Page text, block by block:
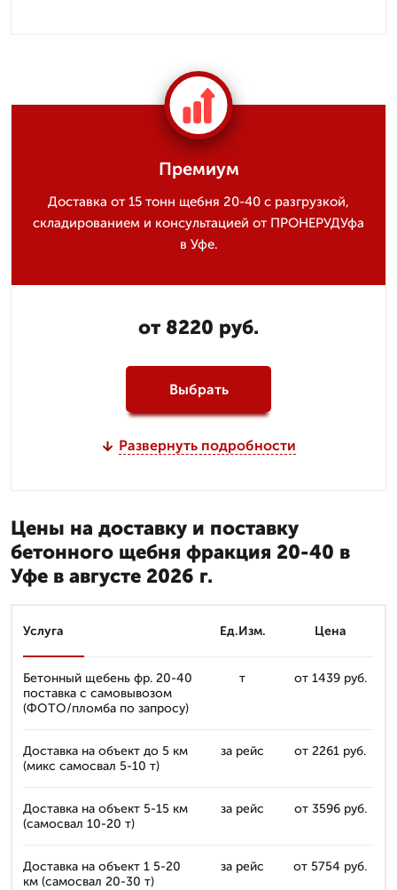
Премиум
Доставка от 15 тонн щебня 20-40 с разгрузкой,
складированием и консультацией от ПРОНЕРУДУфа
в Уфе.
от 8220 руб.
Выбрать
Развернуть подробности
Цены на доставку и поставку
бетонного щебня фракция 20-40 в
Уфе в августе 2026 г.
Услуга Ед.Изм. Цена
Бетонный щебень фр. 20-40
поставка с самовывозом
(ФОТО/пломба по запросу)
т от 1439 руб.
Доставка на объект до 5 км
(микс самосвал 5-10 т)
за рейс от 2261 руб.
Доставка на объект 5-15 км
(самосвал 10-20 т)
за рейс от 3596 руб.
Доставка на объект 1 5-20
км (самосвал 20-30 т)
за рейс от 5754 руб.